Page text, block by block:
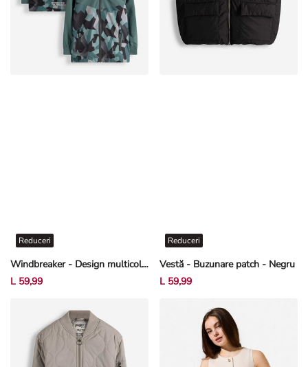
Windbreaker - Design multicolor - Verde închis
Reduceri
L 59,99
Vestă - Buzunare patch - Negru
Reduceri
L 59,99